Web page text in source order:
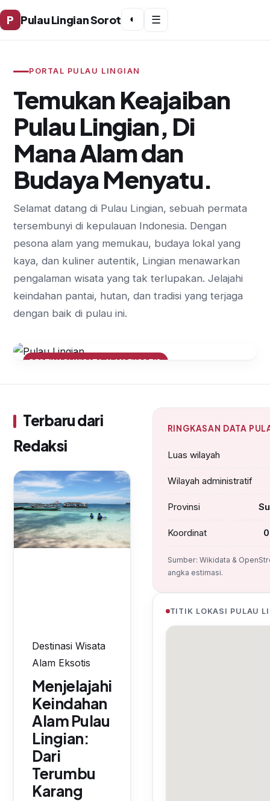
P Pulau Lingian Sorot ◐ ☰
PORTAL PULAU LINGIAN
Temukan Keajaiban
Pulau Lingian, Di
Mana Alam dan
Budaya Menyatu.
Selamat datang di Pulau Lingian, sebuah permata
tersembunyi di kepulauan Indonesia. Dengan
pesona alam yang memukau, budaya lokal yang
kaya, dan kuliner autentik, Lingian menawarkan
pengalaman wisata yang tak terlupakan. Jelajahi
keindahan pantai, hutan, dan tradisi yang terjaga
dengan baik di pulau ini.
DESTINASI WISATA ALAM EKSOTIS
hingga Padang Lamun
Terbaru dari
Redaksi
Destinasi Wisata
Alam Eksotis
Menjelajahi
Keindahan
Alam Pulau
Lingian:
Dari
Terumbu
Karang
RINGKASAN DATA
Luas wilayah
Wilayah administratif
Provinsi
Koordinat
Sumber: Wikidata &
angka estimasi.
TITIK LOKASI PULAU